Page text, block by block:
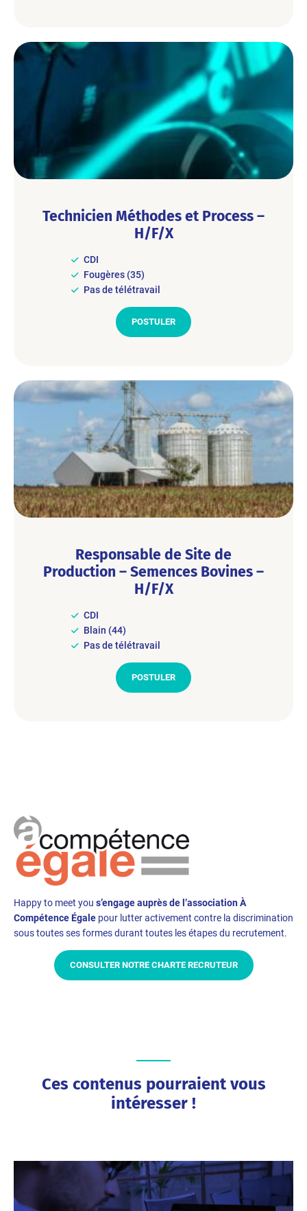
Technicien Méthodes et Process –
H/F/X
CDI
Fougères (35)
Pas de télétravail
POSTULER
Responsable de Site de
Production – Semences Bovines –
H/F/X
CDI
Blain (44)
Pas de télétravail
POSTULER
Happy to meet you s’engage auprès de l’association À
Compétence Égale pour lutter activement contre la discrimination
sous toutes ses formes durant toutes les étapes du recrutement.
CONSULTER NOTRE CHARTE RECRUTEUR
Ces contenus pourraient vous
intéresser !